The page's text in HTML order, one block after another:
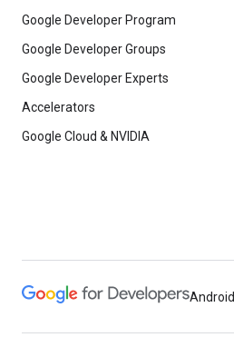
Google Developer Program
Google Developer Groups
Google Developer Experts
Accelerators
Google Cloud & NVIDIA
Android